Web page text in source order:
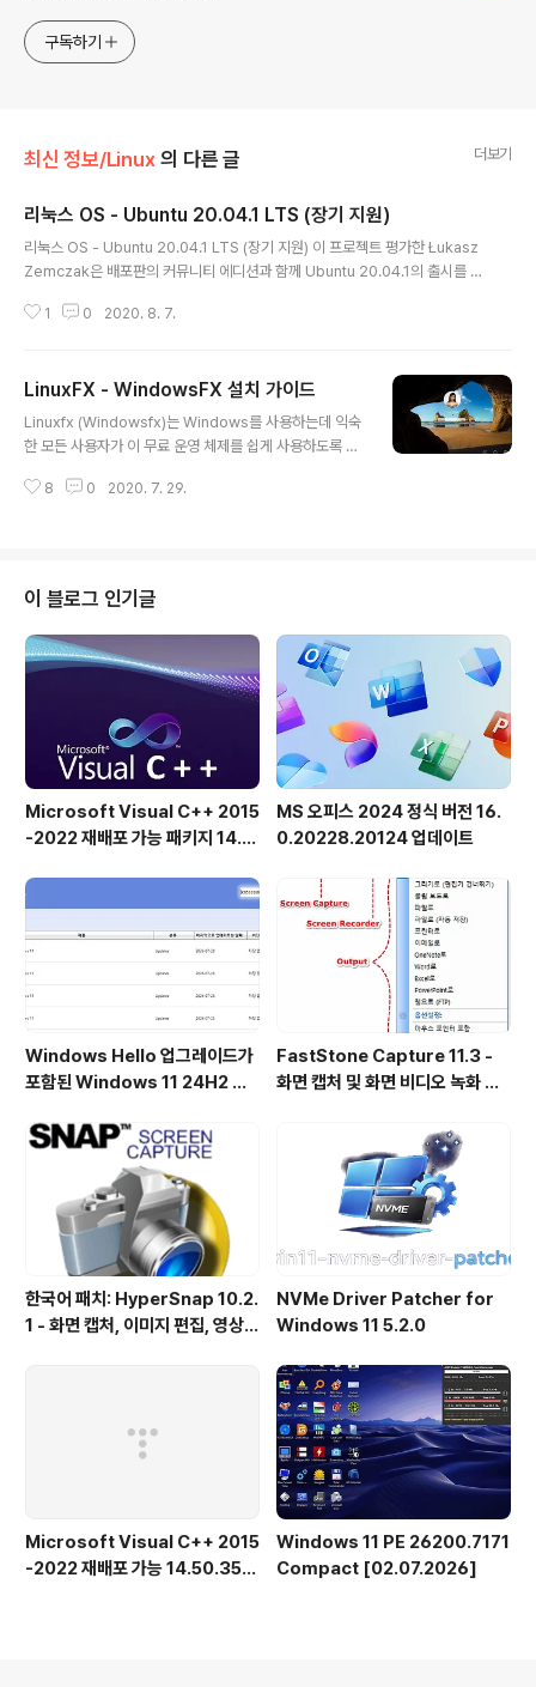
구독하기
최신 정보/Linux 의 다른 글 더보기
리눅스 OS - Ubuntu 20.04.1 LTS (장기 지원)
리눅스 OS - Ubuntu 20.04.1 LTS (장기 지원) 이 프로젝트 평가한 Łukasz
Zemczak은 배포판의 커뮤니티 에디션과 함께 Ubuntu 20.04.1의 출시를 발
새 설치를 업데이트하는 데 필요한 시간을 줄입니다. "Ubuntu 팀은 데스크톱,
는 많은 업데이트가 포함되어 있으며 업데이트된 설치 미디어가 제공되어 설치
후 다운로드해야 하는 업데이트가 더 적습니다. 여기에는 Ubuntu 20.04 LTS
와의 안정성 및 호환성 유지에 중점을 둔 기..
1 0 2020. 8. 7.
LinuxFX - WindowsFX 설치 가이드
Linuxfx (Windowsfx)는 Windows를 사용하는데 익숙
한 모든 사용자가 이 무료 운영 체제를 쉽게 사용하도록 설
경을 변경하고 Windows 10 처럼 보이게 몇 가지 아이콘
든 Windows 아이콘을 찾을 수 있을뿐만 아니라 Micros
oft 운영 체제와 매우 유사합니다. 개요 Linuxfx는 Ubunt
u를 기반으로 하는 브라질의 Linux 배포판입니다. Windo
ws에서 사용자를 쉽게 마이그레이션할 수 있도록 설계된
직관적인 Cinnamon 데스크톱 사용자 인..
8 0 2020. 7. 29.
이 블로그 인기글
Microsoft Visual C++ 2015
-2022 재배포 가능 패키지 14.5
MS 오피스 2024 정식 버전 16.
0.20228.20124 업데이트
Windows Hello 업그레이드가
포함된 Windows 11 24H2 및
출시
FastStone Capture 11.3 -
화면 캡처 및 화면 비디오 녹화 도
한국어 패치: HyperSnap 10.2.
1 - 화면 캡처, 이미지 편집, 영상
NVMe Driver Patcher for
Windows 11 5.2.0
Microsoft Visual C++ 2015
-2022 재배포 가능 14.50.356
Windows 11 PE 26200.7171
Compact [02.07.2026]